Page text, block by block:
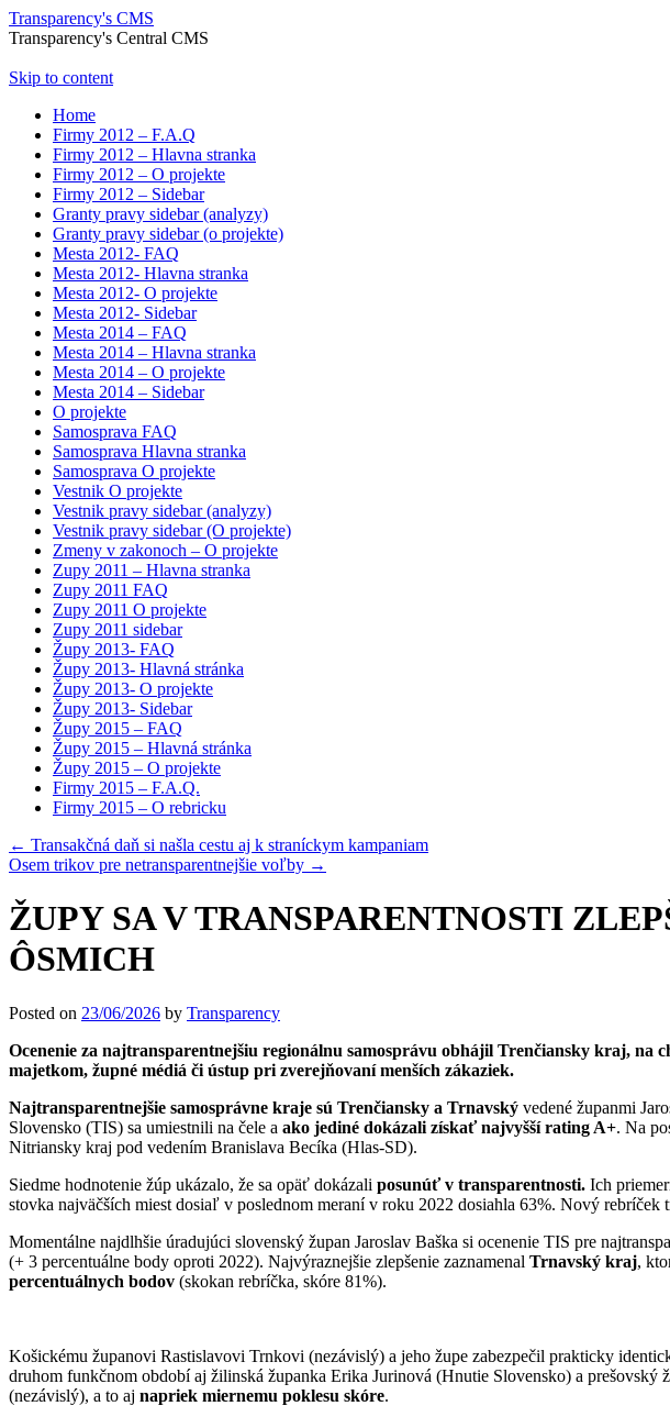
Transparency's CMS
Transparency's Central CMS
Skip to content
Home
Firmy 2012 – F.A.Q
Firmy 2012 – Hlavna stranka
Firmy 2012 – O projekte
Firmy 2012 – Sidebar
Granty pravy sidebar (analyzy)
Granty pravy sidebar (o projekte)
Mesta 2012- FAQ
Mesta 2012- Hlavna stranka
Mesta 2012- O projekte
Mesta 2012- Sidebar
Mesta 2014 – FAQ
Mesta 2014 – Hlavna stranka
Mesta 2014 – O projekte
Mesta 2014 – Sidebar
O projekte
Samosprava FAQ
Samosprava Hlavna stranka
Samosprava O projekte
Vestnik O projekte
Vestnik pravy sidebar (analyzy)
Vestnik pravy sidebar (O projekte)
Zmeny v zakonoch – O projekte
Zupy 2011 – Hlavna stranka
Zupy 2011 FAQ
Zupy 2011 O projekte
Zupy 2011 sidebar
Župy 2013- FAQ
Župy 2013- Hlavná stránka
Župy 2013- O projekte
Župy 2013- Sidebar
Župy 2015 – FAQ
Župy 2015 – Hlavná stránka
Župy 2015 – O projekte
Firmy 2015 – F.A.Q.
Firmy 2015 – O rebricku
← Transakčná daň si našla cestu aj k straníckym kampaniam
Osem trikov pre netransparentnejšie voľby →
ŽUPY SA V TRANSPARENTNOSTI
ÔSMICH
Posted on 23/06/2026 by Transparency
Ocenenie za najtransparentnejšiu regionálnu samosprávu obhájil Trenčiansky kraj, na
majetkom, župné médiá či ústup pri zverejňovaní menších zákaziek.
Najtransparentnejšie samosprávne kraje sú Trenčiansky a Trnavský vedené županmi
Slovensko (TIS) sa umiestnili na čele a ako jediné dokázali získať najvyšší rating A+. Na
Nitriansky kraj pod vedením Branislava Becíka (Hlas-SD).
Siedme hodnotenie žúp ukázalo, že sa opäť dokázali posunúť v transparentnosti. Ich
stovka najväčších miest dosiaľ v poslednom meraní v roku 2022 dosiahla 63%. Nový rebríček
Momentálne najdlhšie úradujúci slovenský župan Jaroslav Baška si ocenenie TIS pre
(+ 3 percentuálne body oproti 2022). Najvýraznejšie zlepšenie zaznamenal Trnavský kraj,
percentuálnych bodov (skokan rebríčka, skóre 81%).
Košickému županovi Rastislavovi Trnkovi (nezávislý) a jeho župe zabezpečil prakticky
druhom funkčnom období aj žilinská županka Erika Jurinová (Hnutie Slovensko) a
(nezávislý), a to aj napriek miernemu poklesu skóre.